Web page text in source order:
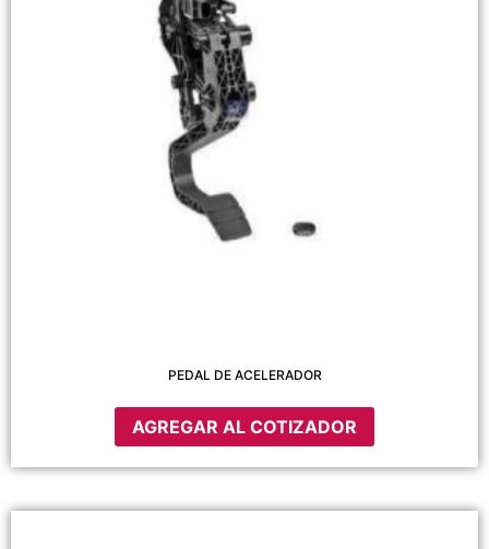
PEDAL DE ACELERADOR
AGREGAR AL COTIZADOR